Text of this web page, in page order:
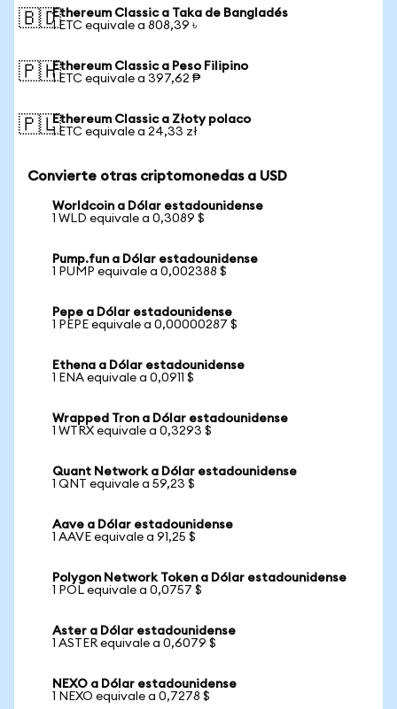
🇧🇩Ethereum Classic a Taka de Bangladés
1 ETC equivale a 808,39 ৳
🇵🇭Ethereum Classic a Peso Filipino
1 ETC equivale a 397,62 ₱
🇵🇱Ethereum Classic a Złoty polaco
1 ETC equivale a 24,33 zł
Convierte otras criptomonedas a USD
Worldcoin a Dólar estadounidense
1 WLD equivale a 0,3089 $
Pump.fun a Dólar estadounidense
1 PUMP equivale a 0,002388 $
Pepe a Dólar estadounidense
1 PEPE equivale a 0,00000287 $
Ethena a Dólar estadounidense
1 ENA equivale a 0,0911 $
Wrapped Tron a Dólar estadounidense
1 WTRX equivale a 0,3293 $
Quant Network a Dólar estadounidense
1 QNT equivale a 59,23 $
Aave a Dólar estadounidense
1 AAVE equivale a 91,25 $
Polygon Network Token a Dólar estadounidense
1 POL equivale a 0,0757 $
Aster a Dólar estadounidense
1 ASTER equivale a 0,6079 $
NEXO a Dólar estadounidense
1 NEXO equivale a 0,7278 $